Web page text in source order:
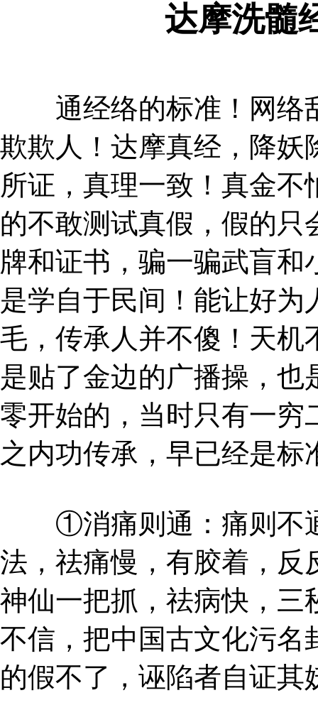
达摩洗髓
通经络的标准！网络
欺欺人！达摩真经，降妖
所证，真理一致！真金
的不敢测试真假，假的
牌和证书，骗一骗武盲
是学自于民间！能让好
毛，传承人并不傻！天机
是贴了金边的广播操，
零开始的，当时只有一穷
之内功传承，早已经是标
①消痛则通：痛则不通
法，祛痛慢，有胶着，反
神仙一把抓，祛病快，三
不信，把中国古文化污名
的假不了，诬陷者自证其